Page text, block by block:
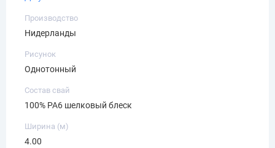
Производство
Нидерланды
Рисунок
Однотонный
Состав свай
100% PA6 шелковый блеск
Ширина (м)
4.00